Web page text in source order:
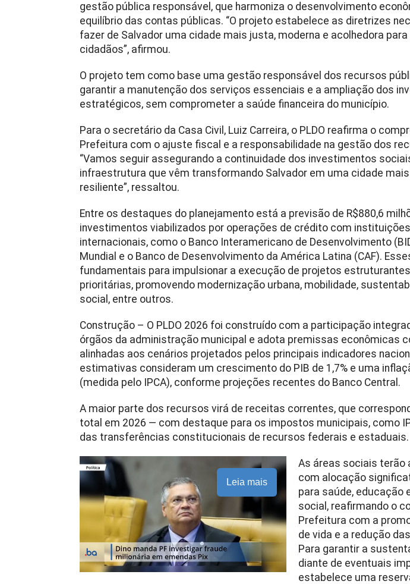
gestão pública responsável, que harmoniza o desenvolvimento
equilíbrio das contas públicas. “O projeto estabelece as diretrizes
fazer de Salvador uma cidade mais justa, moderna e acolhedora
cidadãos”, afirmou.
O projeto tem como base uma gestão responsável dos recursos
garantir a manutenção dos serviços essenciais e a ampliação dos
estratégicos, sem comprometer a saúde financeira do município.
Para o secretário da Casa Civil, Luiz Carreira, o PLDO reafirma o
Prefeitura com o ajuste fiscal e a responsabilidade na gestão dos
“Vamos seguir assegurando a continuidade dos investimentos
infraestrutura que vêm transformando Salvador em uma cidade
resiliente”, ressaltou.
Entre os destaques do planejamento está a previsão de R$880,6
investimentos viabilizados por operações de crédito com
internacionais, como o Banco Interamericano de Desenvolvimento
Mundial e o Banco de Desenvolvimento da América Latina (CAF).
fundamentais para impulsionar a execução de projetos
prioritárias, promovendo modernização urbana, mobilidade,
social, entre outros.
Construção – O PLDO 2026 foi construído com a participação
órgãos da administração municipal e adota premissas econômicas
alinhadas aos cenários projetados pelos principais indicadores
estimativas consideram um crescimento do PIB de 1,7% e uma
(medida pelo IPCA), conforme projeções recentes do Banco Central.
A maior parte dos recursos virá de receitas correntes, que
total em 2026 — com destaque para os impostos municipais, como
das transferências constitucionais de recursos federais e estaduais.
Leia mais
As áreas sociais terão
com alocação
para saúde, educação
social, reafirmando o
Prefeitura com a
de vida e a redução
Para garantir a
diante de eventuais
estabelece uma